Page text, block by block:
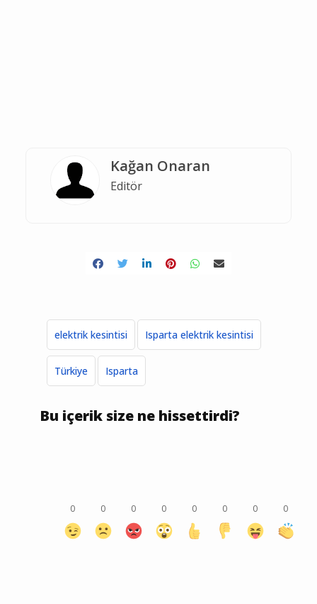
Kağan Onaran
Editör
elektrik kesintisi Isparta elektrik kesintisi
Türkiye Isparta
Bu içerik size ne hissettirdi?
0 0 0 0 0 0 0 0